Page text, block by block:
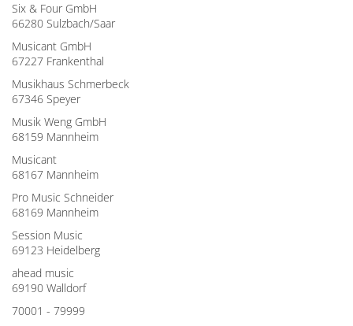
Six & Four GmbH
66280 Sulzbach/Saar
Musicant GmbH
67227 Frankenthal
Musikhaus Schmerbeck
67346 Speyer
Musik Weng GmbH
68159 Mannheim
Musicant
68167 Mannheim
Pro Music Schneider
68169 Mannheim
Session Music
69123 Heidelberg
ahead music
69190 Walldorf
70001 - 79999